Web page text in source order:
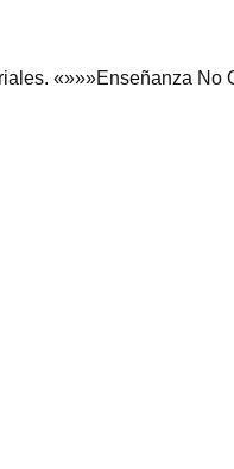
«»»»Enseñanza No